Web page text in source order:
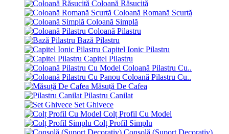
Coloană Răsucită
Coloană Romană Scurtă
Coloană Simplă
Coloană Pilastru
Bază Pilastru
Capitel Ionic Pilastru
Capitel Pilastru
Coloană Pilastru Cu..
Coloană Pilastru Cu..
Măsuță De Cafea
Pilastru Canilat
Set Ghivece
Colț Profil Cu Model
Colț Profil Simplu
Consolă (Suport Decorativ)